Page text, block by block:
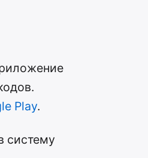
Play.
систему